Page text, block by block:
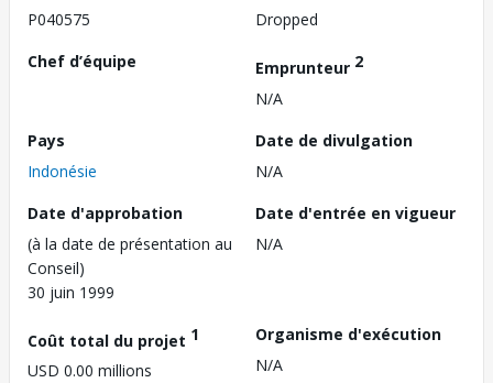
P040575
Dropped
Chef d’équipe
Emprunteur 2
N/A
Pays
Indonésie
Date de divulgation
N/A
Date d'approbation
(à la date de présentation au
Conseil)
30 juin 1999
Date d'entrée en vigueur
N/A
Coût total du projet 1
USD 0.00 millions
Organisme d'exécution
N/A